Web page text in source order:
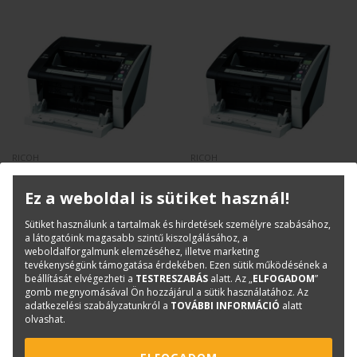
A3-as termelői szkenner, 500
lapos lapadagoló, 140 lap/perc
A termék webshop-on
keresztül nem
vásárolható!
A3-as termelői szkenner, 500
lapos lapadagoló, 110 lap/perc
A termék webshop-on
keresztül nem
vásárolható!
Ez a weboldal is sütiket használ!
Sütiket használunk a tartalmak és hirdetések személyre szabásához,
a látogatóink magasabb szintű kiszolgálásához, a
weboldalforgalmunk elemzéséhez, illetve marketing
tevékenységünk támogatása érdekében. Ezen sütik működésének a
beállítását elvégezheti a TESTRESZABÁS alatt. Az „ELFOGADOM”
gomb megnyomásával Ön hozzájárul a sütik használatához. Az
adatkezelési szabályzatunkról a TOVÁBBI INFORMÁCIÓ alatt
olvashat.